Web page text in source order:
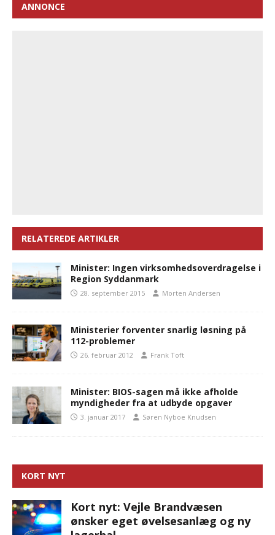
ANNONCE
RELATEREDE ARTIKLER
Minister: Ingen virksomhedsoverdragelse i
Region Syddanmark
28. september 2015 Morten Andersen
Ministerier forventer snarlig løsning på
112-problemer
26. februar 2012 Frank Toft
Minister: BIOS-sagen må ikke afholde
myndigheder fra at udbyde opgaver
3. januar 2017 Søren Nyboe Knudsen
KORT NYT
Kort nyt: Vejle Brandvæsen
ønsker eget øvelsesanlæg og ny